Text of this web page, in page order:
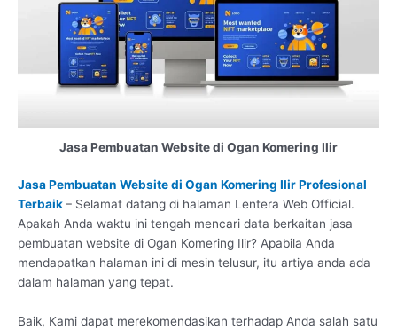
Jasa Pembuatan Website di Ogan Komering Ilir
Jasa Pembuatan Website di Ogan Komering Ilir Profesional
Terbaik– Selamat datang di halaman Lentera Web Official.
Apakah Anda waktu ini tengah mencari data berkaitan jasa
pembuatan website di Ogan Komering Ilir? Apabila Anda
mendapatkan halaman ini di mesin telusur, itu artiya anda ada
dalam halaman yang tepat.
Baik, Kami dapat merekomendasikan terhadap Anda salah satu